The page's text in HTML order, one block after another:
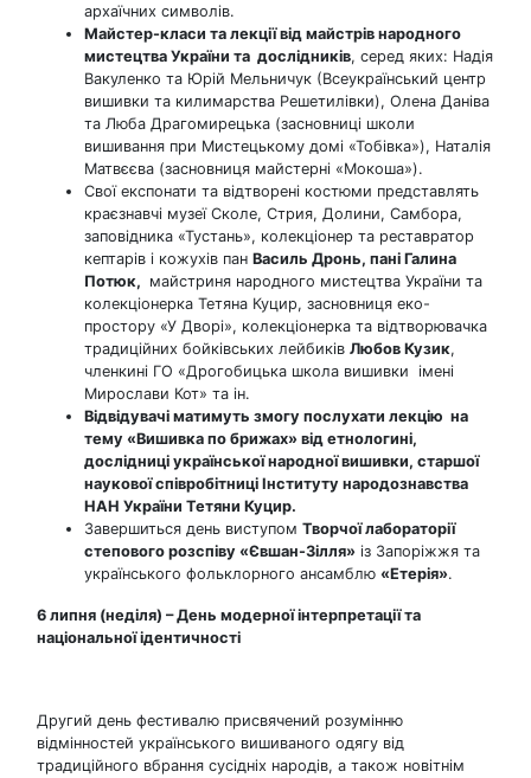
архаїчних символів.
Майстер-класи та лекції від майстрів народного
мистецтва України та дослідників, серед яких: Надія
Вакуленко та Юрій Мельничук (Всеукраїнський центр
вишивки та килимарства Решетилівки), Олена Даніва
та Люба Драгомирецька (засновниці школи
вишивання при Мистецькому домі «Тобівка»), Наталія
Матвєєва (засновниця майстерні «Мокоша»).
Свої експонати та відтворені костюми представлять
краєзнавчі музеї Сколе, Стрия, Долини, Самбора,
заповідника «Тустань», колекціонер та реставратор
кептарів і кожухів пан Василь Дронь, пані Галина
Потюк, майстриня народного мистецтва України та
колекціонерка Тетяна Куцир, засновниця еко-
простору «У Дворі», колекціонерка та відтворювачка
традиційних бойківських лейбиків Любов Кузик,
членкині ГО «Дрогобицька школа вишивки імені
Мирослави Кот» та ін.
Відвідувачі матимуть змогу послухати лекцію на
тему «Вишивка по брижах» від етнологині,
дослідниці української народної вишивки, старшої
наукової співробітниці Інституту народознавства
НАН України Тетяни Куцир.
Завершиться день виступом Творчої лабораторії
степового розспіву «Євшан-Зілля» із Запоріжжя та
українського фольклорного ансамблю «Етерія».
6 липня (неділя) – День модерної інтерпретації та
національної ідентичності
Другий день фестивалю присвячений розумінню
відмінностей українського вишиваного одягу від
традиційного вбрання сусідніх народів, а також новітнім